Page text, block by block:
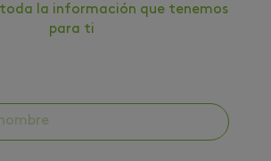
la información que tenemos
para ti